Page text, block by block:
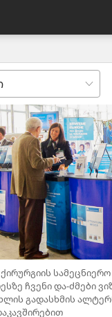
ჩვენი და-ძმები
გადასხმის